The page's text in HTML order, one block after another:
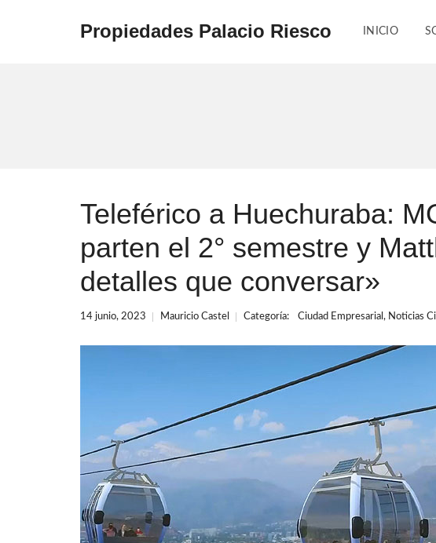
Propiedades Palacio Riesco INICIO
Teleférico a Huechuraba:
parten el 2° semestre y
detalles que conversar»
14 junio, 2023 Mauricio Castel Categoría: Ciudad Empresarial , Noticias